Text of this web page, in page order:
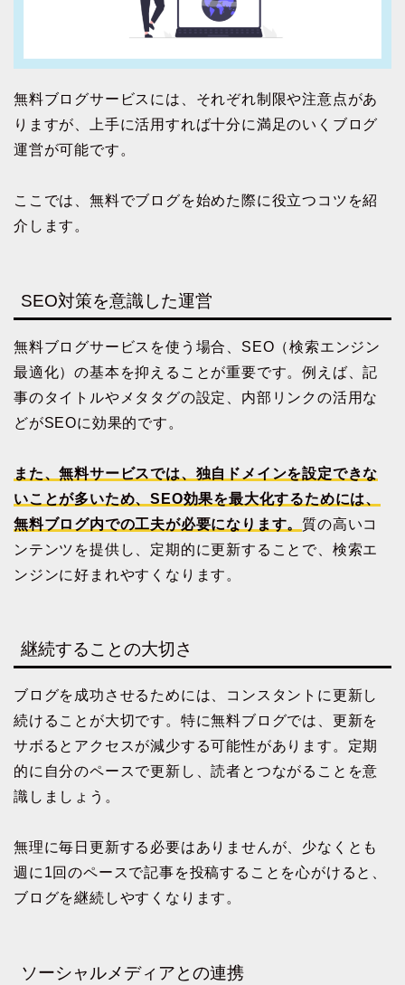
無料ブログサービスには、それぞれ制限や注意点があ
りますが、上手に活用すれば十分に満足のいくブログ
運営が可能です。
ここでは、無料でブログを始めた際に役立つコツを紹
介します。
SEO対策を意識した運営
無料ブログサービスを使う場合、SEO（検索エンジン
最適化）の基本を抑えることが重要です。例えば、記
事のタイトルやメタタグの設定、内部リンクの活用な
どがSEOに効果的です。
また、無料サービスでは、独自ドメインを設定できな
いことが多いため、SEO効果を最大化するためには、
無料ブログ内での工夫が必要になります。 質の高いコ
ンテンツを提供し、定期的に更新することで、検索エ
ンジンに好まれやすくなります。
継続することの大切さ
ブログを成功させるためには、コンスタントに更新し
続けることが大切です。特に無料ブログでは、更新を
サボるとアクセスが減少する可能性があります。定期
的に自分のペースで更新し、読者とつながることを意
識しましょう。
無理に毎日更新する必要はありませんが、少なくとも
週に1回のペースで記事を投稿することを心がけると、
ブログを継続しやすくなります。
ソーシャルメディアとの連携